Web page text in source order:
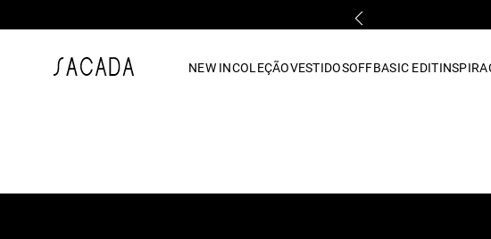
NEW INCOLEÇÃOVESTIDOSOFFBASIC EDIT
vestido midi
7º macacão